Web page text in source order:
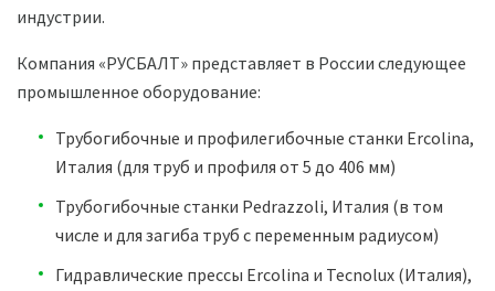
индустрии.
Компания «РУСБАЛТ» представляет в России следующее
промышленное оборудование:
Трубогибочные и профилегибочные станки Ercolina,
Италия (для труб и профиля от 5 до 406 мм)
Трубогибочные станки Pedrazzoli, Италия (в том
числе и для загиба труб с переменным радиусом)
Гидравлические прессы Ercolina и Tecnolux (Италия),